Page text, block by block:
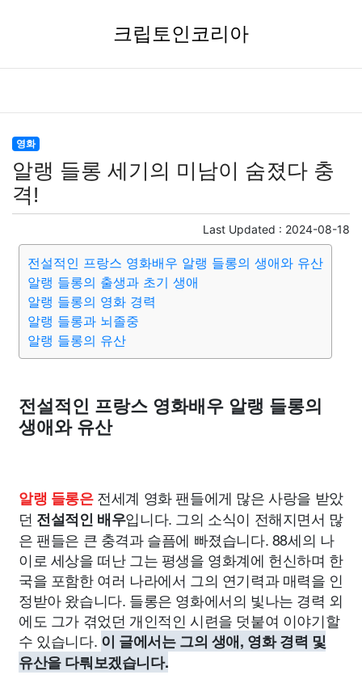
크립토인코리아
영화
알랭 들롱 세기의 미남이 숨졌다 충
격!
Last Updated : 2024-08-18
전설적인 프랑스 영화배우 알랭 들롱의 생애와 유산
알랭 들롱의 출생과 초기 생애
알랭 들롱의 영화 경력
알랭 들롱과 뇌졸중
알랭 들롱의 유산
전설적인 프랑스 영화배우 알랭 들롱의
생애와 유산
알랭 들롱은전세계 영화 팬들에게 많은 사랑을 받았
던 전설적인 배우입니다. 그의 소식이 전해지면서 많
은 팬들은 큰 충격과 슬픔에 빠졌습니다. 88세의 나
이로 세상을 떠난 그는 평생을 영화계에 헌신하며 한
국을 포함한 여러 나라에서 그의 연기력과 매력을 인
정받아 왔습니다. 들롱은 영화에서의 빛나는 경력 외
에도 그가 겪었던 개인적인 시련을 덧붙여 이야기할
수 있습니다. 이 글에서는 그의 생애, 영화 경력 및
유산을 다뤄보겠습니다.